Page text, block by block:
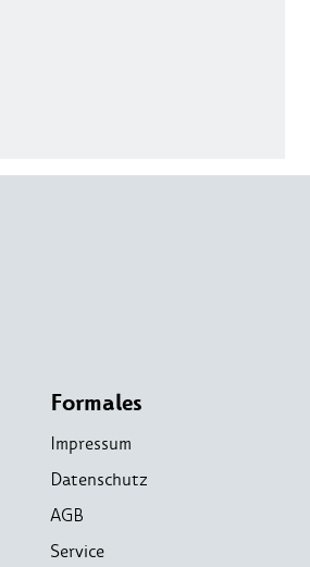
Formales
Impressum
Datenschutz
AGB
Service